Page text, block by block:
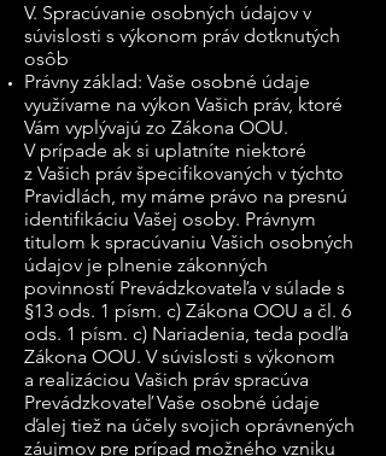
V. Spracúvanie osobných údajov v
súvislosti s výkonom práv dotknutých
osôb
Právny základ: Vaše osobné údaje
využívame na výkon Vašich práv, ktoré
Vám vyplývajú zo Zákona OOU.
V prípade ak si uplatníte niektoré
z Vašich práv špecifikovaných v týchto
Pravidlách, my máme právo na presnú
identifikáciu Vašej osoby. Právnym
titulom k spracúvaniu Vašich osobných
údajov je plnenie zákonných
povinností Prevádzkovateľa v súlade s
§13 ods. 1 písm. c) Zákona OOU a čl. 6
ods. 1 písm. c) Nariadenia, teda podľa
Zákona OOU. V súvislosti s výkonom
a realizáciou Vašich práv spracúva
Prevádzkovateľ Vaše osobné údaje
ďalej tiež na účely svojich oprávnených
záujmov pre prípad možného vzniku